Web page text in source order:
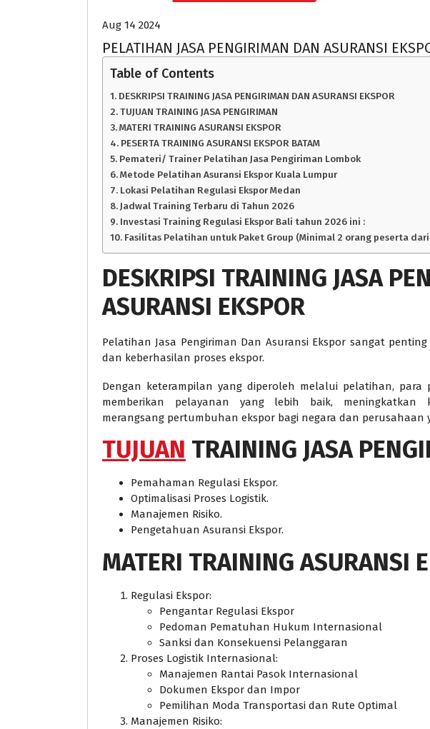
Aug 14 2024
PELATIHAN JASA PENGIRIMAN DAN ASURANSI
Table of Contents
DESKRIPSI TRAINING JASA PENGIRIMAN DAN ASURANSI EKSPOR
TUJUAN TRAINING JASA PENGIRIMAN
MATERI TRAINING ASURANSI EKSPOR
PESERTA TRAINING ASURANSI EKSPOR BATAM
Pemateri/ Trainer Pelatihan Jasa Pengiriman Lombok
Metode Pelatihan Asuransi Ekspor Kuala Lumpur
Lokasi Pelatihan Regulasi Ekspor Medan
Jadwal Training Terbaru di Tahun 2026
Investasi Training Regulasi Ekspor Bali tahun 2026 ini :
Fasilitas Pelatihan untuk Paket Group (Minimal 2 orang peserta
DESKRIPSI TRAINING JASA
ASURANSI EKSPOR
Pelatihan Jasa Pengiriman Dan Asuransi Ekspor sangat
dan keberhasilan proses ekspor.
Dengan keterampilan yang diperoleh melalui pelatihan,
memberikan pelayanan yang lebih baik, meningkatkan
merangsang pertumbuhan ekspor bagi negara dan perusahaan
TUJUAN TRAINING JASA
Pemahaman Regulasi Ekspor.
Optimalisasi Proses Logistik.
Manajemen Risiko.
Pengetahuan Asuransi Ekspor.
MATERI TRAINING ASURANSI
Regulasi Ekspor:
Pengantar Regulasi Ekspor
Pedoman Pematuhan Hukum Internasional
Sanksi dan Konsekuensi Pelanggaran
Proses Logistik Internasional:
Manajemen Rantai Pasok Internasional
Dokumen Ekspor dan Impor
Pemilihan Moda Transportasi dan Rute Optimal
Manajemen Risiko: